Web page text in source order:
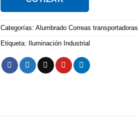
Categorías: Alumbrado Correas transportadoras
Etiqueta: Iluminación Industrial